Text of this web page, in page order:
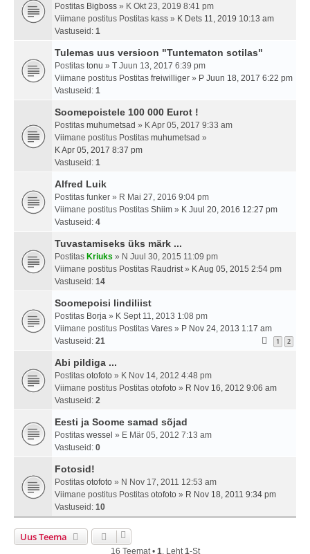
Postitas Bigboss » K Okt 23, 2019 8:41 pm
Viimane postitus Postitas kass » K Dets 11, 2019 10:13 am
Vastuseid: 1
Tulemas uus versioon "Tuntematon sotilas"
Postitas tonu » T Juun 13, 2017 6:39 pm
Viimane postitus Postitas freiwilliger » P Juun 18, 2017 6:22 pm
Vastuseid: 1
Soomepoistele 100 000 Eurot !
Postitas muhumetsad » K Apr 05, 2017 9:33 am
Viimane postitus Postitas muhumetsad »
K Apr 05, 2017 8:37 pm
Vastuseid: 1
Alfred Luik
Postitas funker » R Mai 27, 2016 9:04 pm
Viimane postitus Postitas Shiim » K Juul 20, 2016 12:27 pm
Vastuseid: 4
Tuvastamiseks üks märk ...
Postitas Kriuks » N Juul 30, 2015 11:09 pm
Viimane postitus Postitas Raudrist» K Aug 05, 2015 2:54 pm
Vastuseid: 14
Soomepoisi lindiliist
Postitas Borja » K Sept 11, 2013 1:08 pm
Viimane postitus Postitas Vares » P Nov 24, 2013 1:17 am
Vastuseid: 21 1 2
Abi pildiga ...
Postitas otofoto » K Nov 14, 2012 4:48 pm
Viimane postitus Postitas otofoto » R Nov 16, 2012 9:06 am
Vastuseid: 2
Eesti ja Soome samad sõjad
Postitas wessel » E Mär 05, 2012 7:13 am
Vastuseid: 0
Fotosid!
Postitas otofoto » N Nov 17, 2011 12:53 am
Viimane postitus Postitas otofoto » R Nov 18, 2011 9:34 pm
Vastuseid: 10
Uus Teema
16 Teemat • 1. Leht1-st